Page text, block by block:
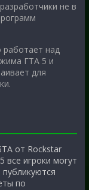
не в
работает над
ГТА 5 и
для
от Rockstar
все игроки могут
публикуются
по